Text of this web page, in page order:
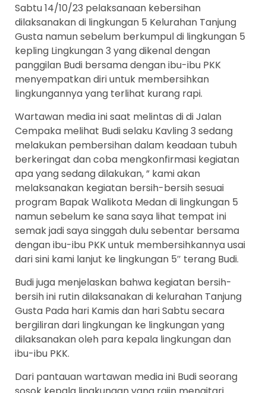
Sabtu 14/10/23 pelaksanaan kebersihan
dilaksanakan di lingkungan 5 Kelurahan Tanjung
Gusta namun sebelum berkumpul di lingkungan 5
kepling Lingkungan 3 yang dikenal dengan
panggilan Budi bersama dengan ibu-ibu PKK
menyempatkan diri untuk membersihkan
lingkungannya yang terlihat kurang rapi.
Wartawan media ini saat melintas di di Jalan
Cempaka melihat Budi selaku Kavling 3 sedang
melakukan pembersihan dalam keadaan tubuh
berkeringat dan coba mengkonfirmasi kegiatan
apa yang sedang dilakukan, ” kami akan
melaksanakan kegiatan bersih-bersih sesuai
program Bapak Walikota Medan di lingkungan 5
namun sebelum ke sana saya lihat tempat ini
semak jadi saya singgah dulu sebentar bersama
dengan ibu-ibu PKK untuk membersihkannya usai
dari sini kami lanjut ke lingkungan 5″ terang Budi.
Budi juga menjelaskan bahwa kegiatan bersih-
bersih ini rutin dilaksanakan di kelurahan Tanjung
Gusta Pada hari Kamis dan hari Sabtu secara
bergiliran dari lingkungan ke lingkungan yang
dilaksanakan oleh para kepala lingkungan dan
ibu-ibu PKK.
Dari pantauan wartawan media ini Budi seorang